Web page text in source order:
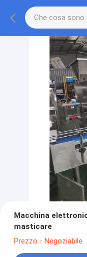
Macchina
masticare
Prezzo：Negoziabile